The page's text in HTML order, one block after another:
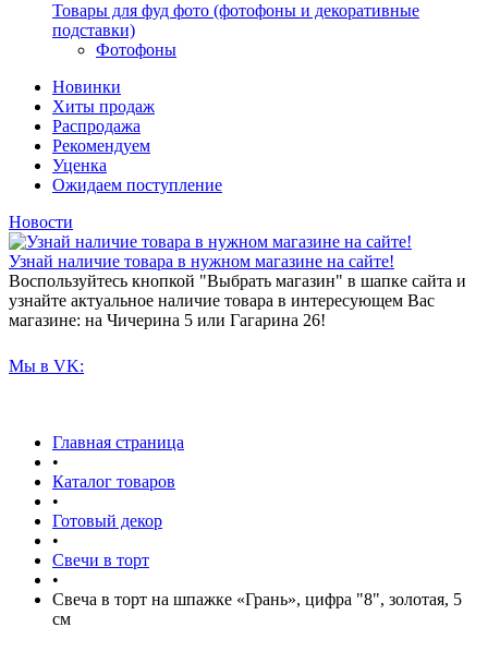
Товары для фуд фото (фотофоны и декоративные
подставки)
Фотофоны
Новинки
Хиты продаж
Распродажа
Рекомендуем
Уценка
Ожидаем поступление
Новости
Узнай наличие товара в нужном магазине на сайте!
Воспользуйтесь кнопкой "Выбрать магазин" в шапке сайта и
узнайте актуальное наличие товара в интересующем Вас
магазине: на Чичерина 5 или Гагарина 26!
Мы в VK:
Главная страница
•
Каталог товаров
•
Готовый декор
•
Свечи в торт
•
Свеча в торт на шпажке «‎Грань», цифра "8", золотая, 5
см